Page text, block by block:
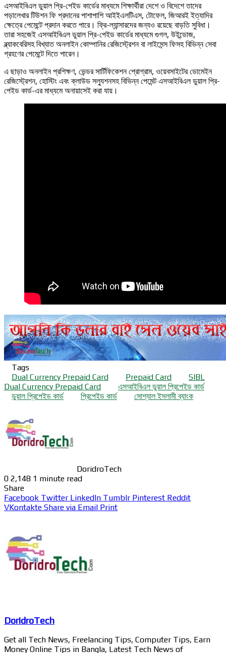
এসআইবিএল ডুয়াল প্রি-পেইড কার্ডের মাধ্যমে শিক্ষার্থীরা দেশে ও বিদেশে তাদের
পড়ালেখার টিউশন ফি প্রদানের পাশাপাশি আইইএলটিএস, টোফেল, জিআরই ইত্যাদির
ক্ষেত্রে পেমেন্টে প্রদান করতে পারে। ফ্রি-ল্যান্সারদের জন্যও রয়েছে বাড়তি সুবিধা।
তারা সহজেই এসআইবিএল ডুয়াল প্রি-পেইড কার্ডের মাধ্যমে গুগল, উইন্ডোজ,
ব্ল্যাকবেরিসহ বিখ্যাত অনলাইন কোম্পানির রেজিস্ট্রেশন বা লাইসেন্স ফিসহ বিভিন্ন সেবা
গ্রহণের পেমেন্টে দিতে পারেন।
এ ছাড়াও অনলাইন প্রশিক্ষণ, ভেন্ডর সার্টিফিকেশন প্রোগ্রাম, ওয়েবসাইটের ডোমেইন
রেজিস্ট্রেশন, হোস্টিং এবং ক্লাউড সল্যুশনসহ বিভিন্ন পেমেন্ট এসআইবিএল ডুয়াল প্রি-
পেইড কার্ড-এর মাধ্যমে অনায়াসেই করা যায়।
Tags
Dual Currency Prepaid Card
Prepaid Card
SIBL
Dual Currency Prepaid Card
এসআইবিএল ডুয়াল প্রিপেইড কার্ড
ডুয়াল প্রিপেইড কার্ড
প্রিপেইড কার্ড সোশ্যাল ইসলামী ব্যাংক
DoridroTech
0 2,148 1 minute read
Share
Facebook Twitter LinkedIn Tumblr Pinterest Reddit
VKontakte Share via Email Print
DoridroTech
Get all Tech News, Freelancing Tips, Computer Tips, Earn
Money Online Tips in Bangla, Latest Tech News of